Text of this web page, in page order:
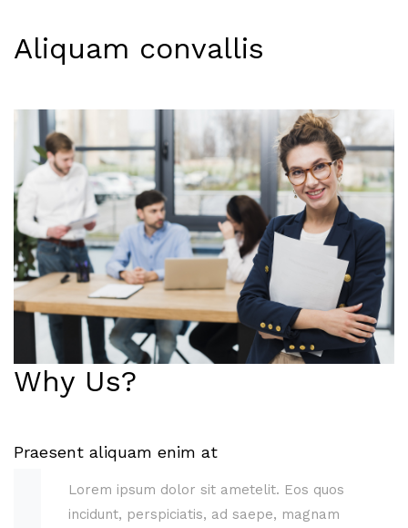
Aliquam convallis
Why Us?
Praesent aliquam enim at
Lorem ipsum dolor sit ametelit. Eos quos
incidunt, perspiciatis, ad saepe, magnam